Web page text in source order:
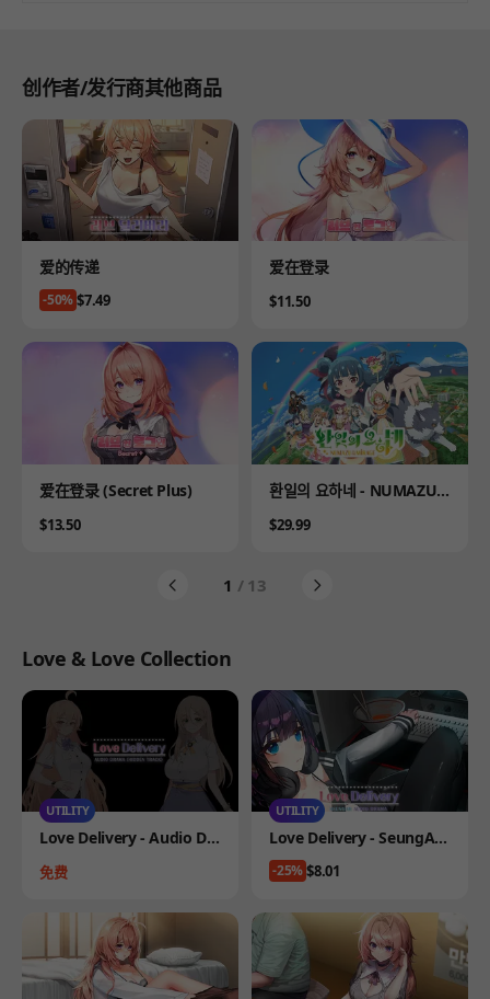
创作者/发行商其他商品
Product
爱的传递
-50%Price
$7.49
Product
爱在登录
Price
$11.50
Product
爱在登录 (Secret Plus)
Price
$13.50
Product
환일의 요하네 - NUMAZU i
Price
$29.99
1 / 13
Love & Love Collection
UTILITY
Product
Love Delivery - Audio Dr
ama (Hidden Track)
Price
免费
UTILITY
Product
Love Delivery - SeungAh
Audio Drama
-25%Price
$8.01